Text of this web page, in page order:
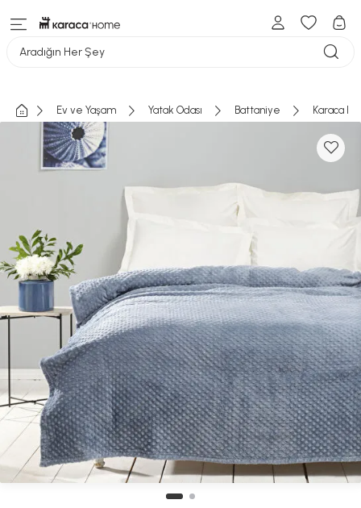
Aradığın Her Şey
Ev ve Yaşam Yatak Odası Battaniye Karaca